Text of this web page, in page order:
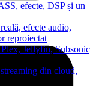
efecte, DSP și un
efecte audio,
reproiectat
Jellyfin,
din cloud,